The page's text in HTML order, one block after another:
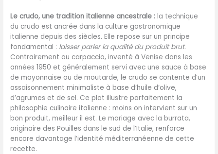
Le crudo, une tradition italienne ancestrale : la technique
du crudo est ancrée dans la culture gastronomique
italienne depuis des siècles. Elle repose sur un principe
fondamental : laisser parler la qualité du produit brut.
Contrairement au carpaccio, inventé à Venise dans les
années 1950 et généralement servi avec une sauce à base
de mayonnaise ou de moutarde, le crudo se contente d’un
assaisonnement minimaliste à base d’huile d’olive,
d’agrumes et de sel. Ce plat illustre parfaitement la
philosophie culinaire italienne : moins on intervient sur un
bon produit, meilleur il est. Le mariage avec la burrata,
originaire des Pouilles dans le sud de l’Italie, renforce
encore davantage l’identité méditerranéenne de cette
recette.